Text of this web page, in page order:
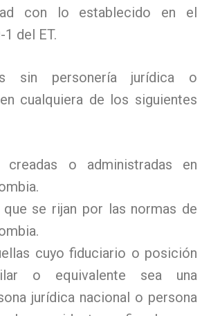
con lo establecido en el
del ET.
sin personería jurídica o
cualquiera de los siguientes
creadas o administradas en
que se rijan por las normas de
cuyo fiduciario o posición
o equivalente sea una
jurídica nacional o persona